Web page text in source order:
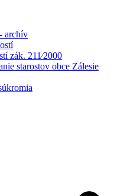
archív
zák. 211⁄2000
starostov obce Zálesie